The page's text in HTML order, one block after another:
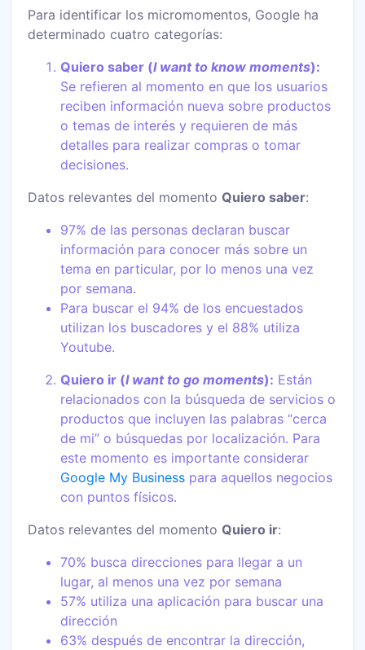
Para identificar los micromomentos, Google ha
determinado cuatro categorías:
Quiero saber (I want to know moments):
Se refieren al momento en que los usuarios
reciben información nueva sobre productos
o temas de interés y requieren de más
detalles para realizar compras o tomar
decisiones.
Datos relevantes del momento Quiero saber:
97% de las personas declaran buscar
información para conocer más sobre un
tema en particular, por lo menos una vez
por semana.
Para buscar el 94% de los encuestados
utilizan los buscadores y el 88% utiliza
Youtube.
Quiero ir (I want to go moments): Están
relacionados con la búsqueda de servicios o
productos que incluyen las palabras “cerca
de mi” o búsquedas por localización. Para
este momento es importante considerar
Google My Business para aquellos negocios
con puntos físicos.
Datos relevantes del momento Quiero ir:
70% busca direcciones para llegar a un
lugar, al menos una vez por semana
57% utiliza una aplicación para buscar una
dirección
63% después de encontrar la dirección,